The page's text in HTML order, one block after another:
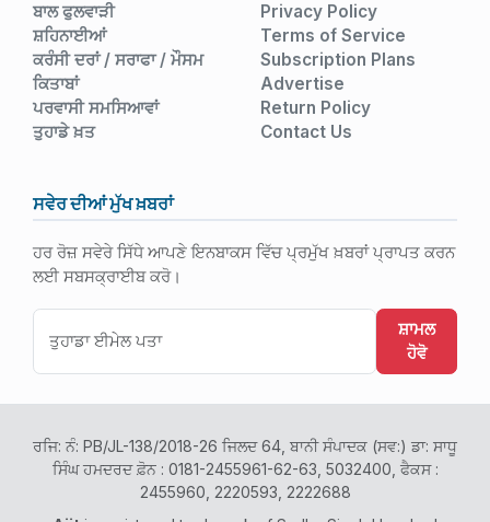
ਬਾਲ ਫੁਲਵਾੜੀ
ਸ਼ਹਿਨਾਈਆਂ
ਕਰੰਸੀ ਦਰਾਂ / ਸਰਾਫਾ / ਮੌਸਮ
ਕਿਤਾਬਾਂ
ਪਰਵਾਸੀ ਸਮਸਿਆਵਾਂ
ਤੁਹਾਡੇ ਖ਼ਤ
Privacy Policy
Terms of Service
Subscription Plans
Advertise
Return Policy
Contact Us
ਸਵੇਰ ਦੀਆਂ ਮੁੱਖ ਖ਼ਬਰਾਂ
ਹਰ ਰੋਜ਼ ਸਵੇਰੇ ਸਿੱਧੇ ਆਪਣੇ ਇਨਬਾਕਸ ਵਿੱਚ ਪ੍ਰਮੁੱਖ ਖ਼ਬਰਾਂ ਪ੍ਰਾਪਤ ਕਰਨ
ਲਈ ਸਬਸਕ੍ਰਾਈਬ ਕਰੋ।
ਸ਼ਾਮਲ
ਹੋਵੋ
ਰਜਿ: ਨੰ: PB/JL-138/2018-26 ਜਿਲਦ 64, ਬਾਨੀ ਸੰਪਾਦਕ (ਸਵ:) ਡਾ: ਸਾਧੂ
ਸਿੰਘ ਹਮਦਰਦ ਫ਼ੋਨ : 0181-2455961-62-63, 5032400, ਫੈਕਸ :
2455960, 2220593, 2222688